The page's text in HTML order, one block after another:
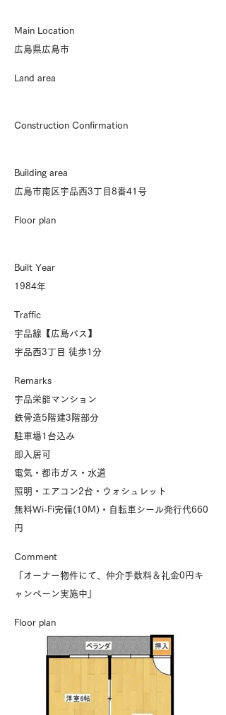
Main Location
広島県広島市
Land area
Construction Confirmation
Building area
広島市南区宇品西3丁目8番41号
Floor plan
Built Year
1984年
Traffic
宇品線【広島バス】
宇品西3丁目 徒歩1分
Remarks
宇品栄能マンション
鉄骨造5階建3階部分
駐車場1台込み
即入居可
電気・都市ガス・水道
照明・エアコン2台・ウォシュレット
無料Wi-Fi完備(10M)・自転車シール発行代660
円
​Comment
『オーナー物件にて、仲介手数料＆礼金0円キ
ャンペーン実施中』
Floor plan